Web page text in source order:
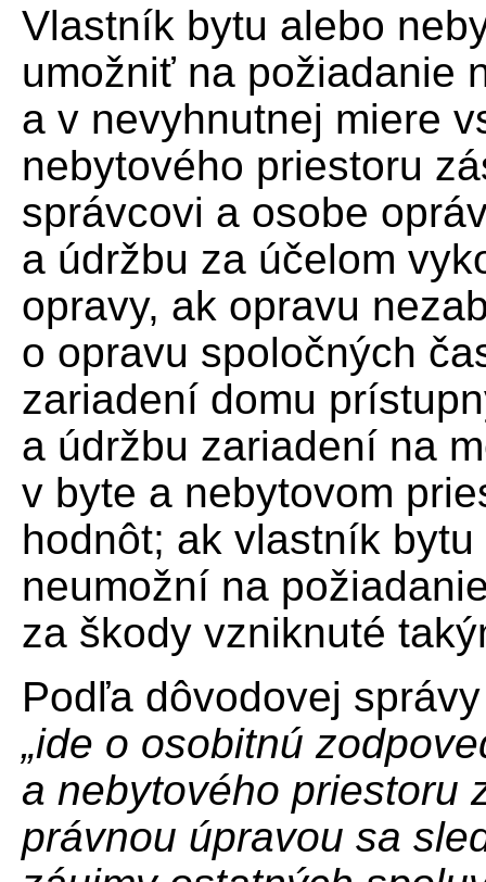
Vlastník bytu alebo
umožniť na požiadanie
a v nevyhnutnej miere
nebytového priestoru
správcovi a osobe
a údržbu za účelom
opravy, ak opravu
o opravu spoločných
zariadení domu
a údržbu zariadení na
v byte a nebytovom
hodnôt; ak vlastník
neumožní na
za škody vzniknuté
Podľa dôvodovej
„ide o osobitnú
a nebytového priestoru
právnou úpravou sa